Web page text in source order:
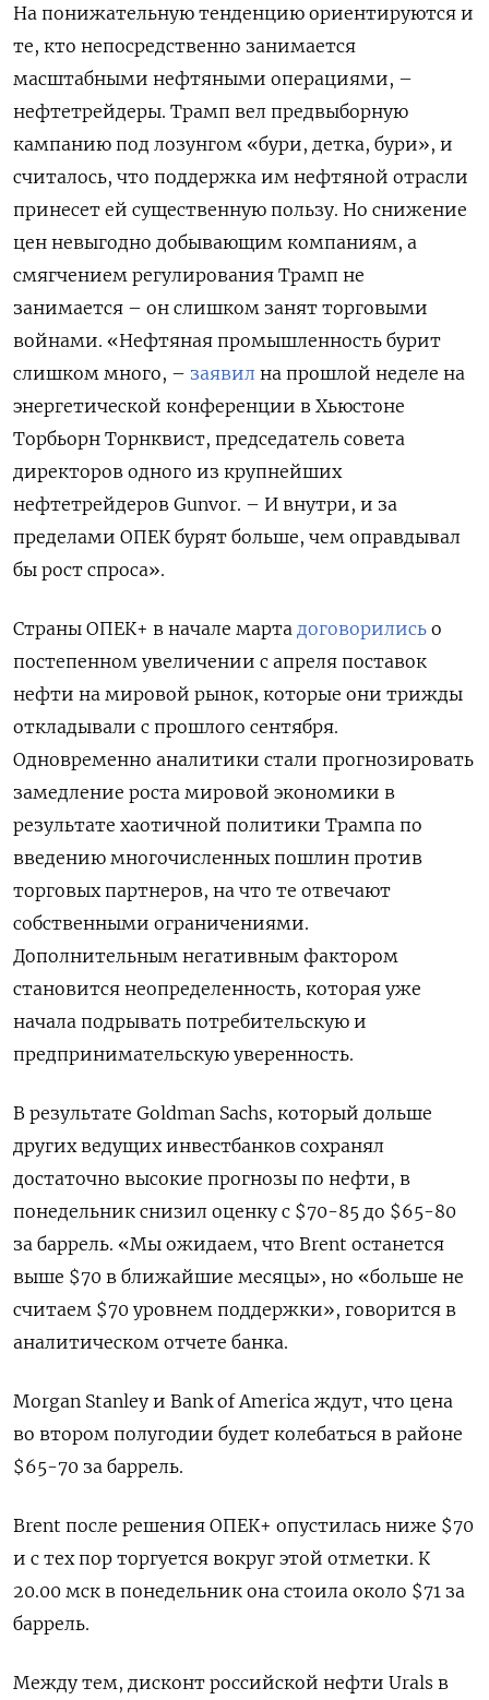
На понижательную тенденцию ориентируются и
те, кто непосредственно занимается
масштабными нефтяными операциями, –
нефтетрейдеры. Трамп вел предвыборную
кампанию под лозунгом «бури, детка, бури», и
считалось, что поддержка им нефтяной отрасли
принесет ей существенную пользу. Но снижение
цен невыгодно добывающим компаниям, а
смягчением регулирования Трамп не
занимается – он слишком занят торговыми
войнами. «Нефтяная промышленность бурит
слишком много, – заявил на прошлой неделе на
энергетической конференции в Хьюстоне
Торбьорн Торнквист, председатель совета
директоров одного из крупнейших
нефтетрейдеров Gunvor. – И внутри, и за
пределами ОПЕК бурят больше, чем оправдывал
бы рост спроса».
Страны ОПЕК+ в начале марта договорились о
постепенном увеличении с апреля поставок
нефти на мировой рынок, которые они трижды
откладывали с прошлого сентября.
Одновременно аналитики стали прогнозировать
замедление роста мировой экономики в
результате хаотичной политики Трампа по
введению многочисленных пошлин против
торговых партнеров, на что те отвечают
собственными ограничениями.
Дополнительным негативным фактором
становится неопределенность, которая уже
начала подрывать потребительскую и
предпринимательскую уверенность.
В результате Goldman Sachs, который дольше
других ведущих инвестбанков сохранял
достаточно высокие прогнозы по нефти, в
понедельник снизил оценку с $70-85 до $65-80
за баррель. «Мы ожидаем, что Brent останется
выше $70 в ближайшие месяцы», но «больше не
считаем $70 уровнем поддержки», говорится в
аналитическом отчете банка.
Morgan Stanley и Bank of America ждут, что цена
во втором полугодии будет колебаться в районе
$65-70 за баррель.
Brent после решения ОПЕК+ опустилась ниже $70
и с тех пор торгуется вокруг этой отметки. К
20.00 мск в понедельник она стоила около $71 за
баррель.
Между тем, дисконт российской нефти Urals в